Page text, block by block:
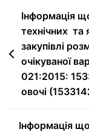
Інформація
технічних та
закупівлі
очікуваної
021:2015:
овочі
Інформація